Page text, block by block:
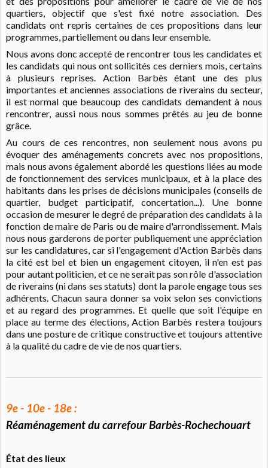
quartiers, objectif que s'est fixé notre association. Des
candidats ont repris certaines de ces propositions dans leur
programmes, partiellement ou dans leur ensemble.
Nous avons donc accepté de rencontrer tous les candidates et
les candidats qui nous ont sollicités ces derniers mois, certains
à plusieurs reprises. Action Barbès étant une des plus
importantes et anciennes associations de riverains du secteur,
il est normal que beaucoup des candidats demandent à nous
rencontrer, aussi nous nous sommes prêtés au jeu de bonne
grâce.
Au cours de ces rencontres, non seulement nous avons pu
évoquer des aménagements concrets avec nos propositions,
mais nous avons également abordé les questions liées au mode
de fonctionnement des services municipaux, et à la place des
habitants dans les prises de décisions municipales (conseils de
quartier, budget participatif, concertation...). Une bonne
occasion de mesurer le degré de préparation des candidats à la
fonction de maire de Paris ou de maire d'arrondissement. Mais
nous nous garderons de porter publiquement une appréciation
sur les candidatures, car si l'engagement d'Action Barbès dans
la cité est bel et bien un engagement citoyen, il n'en est pas
pour autant politicien, et ce ne serait pas son rôle d'association
de riverains (ni dans ses statuts) dont la parole engage tous ses
adhérents. Chacun saura donner sa voix selon ses convictions
et au regard des programmes. Et quelle que soit l'équipe en
place au terme des élections, Action Barbès restera toujours
dans une posture de critique constructive et toujours attentive
à la qualité du cadre de vie de nos quartiers.
9e - 10e - 18e :
Réaménagement du carrefour Barbès-Rochechouart
État des lieux